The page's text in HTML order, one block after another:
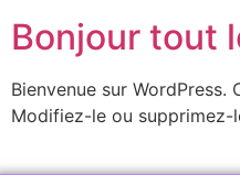
Bonjour tout
Bienvenue sur
Modifiez-le ou supprimez-